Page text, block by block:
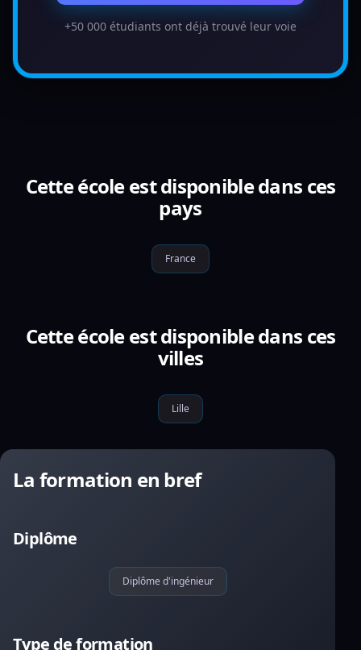
+50 000 étudiants ont déjà trouvé leur voie
Cette école est disponible dans ces
pays
France
Cette école est disponible dans ces
villes
Lille
La formation en bref
Diplôme
Diplôme d'ingénieur
Type de formation